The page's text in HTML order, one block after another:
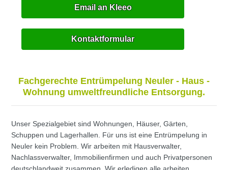
Email an Kleeo
Kontaktformular
Fachgerechte Entrümpelung Neuler - Haus -
Wohnung umweltfreundliche Entsorgung.
Unser Spezialgebiet sind Wohnungen, Häuser, Gärten,
Schuppen und Lagerhallen. Für uns ist eine Entrümpelung in
Neuler kein Problem. Wir arbeiten mit Hausverwalter,
Nachlassverwalter, Immobilienfirmen und auch Privatpersonen